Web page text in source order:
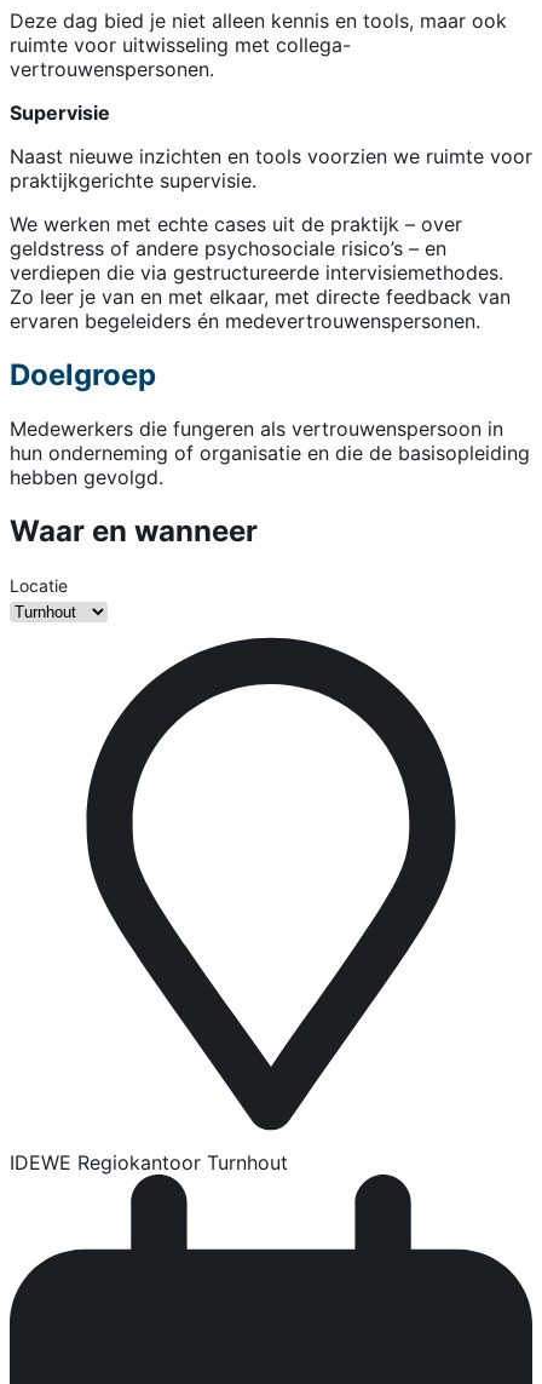
Deze dag bied je niet alleen kennis en tools, maar ook
ruimte voor uitwisseling met collega-
vertrouwenspersonen.
Supervisie
Naast nieuwe inzichten en tools voorzien we ruimte voor
praktijkgerichte supervisie.
We werken met echte cases uit de praktijk – over
geldstress of andere psychosociale risico’s – en
verdiepen die via gestructureerde intervisiemethodes.
Zo leer je van en met elkaar, met directe feedback van
ervaren begeleiders én medevertrouwenspersonen.
Doelgroep
Medewerkers die fungeren als vertrouwenspersoon in
hun onderneming of organisatie en die de basisopleiding
hebben gevolgd.
Waar en wanneer
Locatie
IDEWE Regiokantoor Turnhout